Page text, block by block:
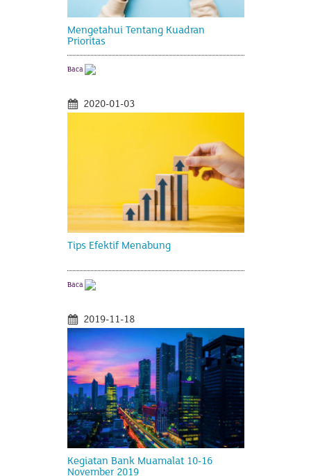
Mengetahui Tentang Kuadran
Prioritas
Baca
2020-01-03
Tips Efektif Menabung
Baca
2019-11-18
Kegiatan Bank Muamalat 10-16
November 2019